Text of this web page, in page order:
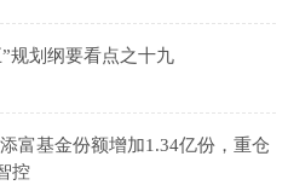
规划纲要看点之十九
富基金份额增加1.34亿份，重仓
控